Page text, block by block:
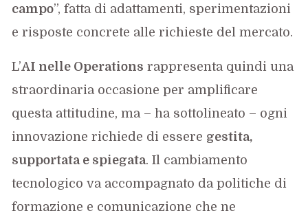
campo”, fatta di adattamenti, sperimentazioni
e risposte concrete alle richieste del mercato.
L’AI nelle Operations rappresenta quindi una
straordinaria occasione per amplificare
questa attitudine, ma – ha sottolineato – ogni
innovazione richiede di essere gestita,
supportata e spiegata. Il cambiamento
tecnologico va accompagnato da politiche di
formazione e comunicazione che ne